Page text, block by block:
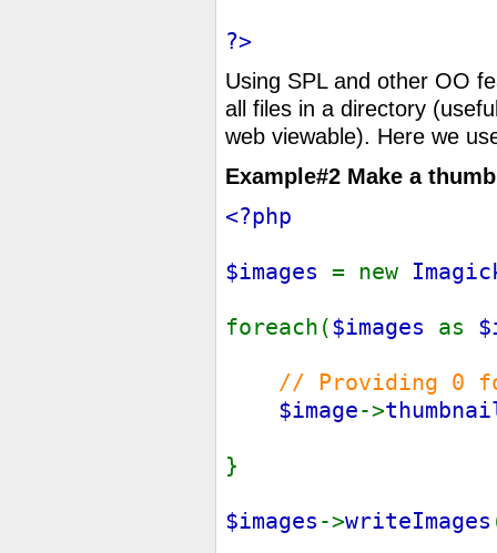
?>
Using SPL and other OO
all files in a directory
web viewable). Here we
Example#2 Make a
<?php
$images = new
foreach($images as
// Providing 0
$image->
}
$images ->writeImages